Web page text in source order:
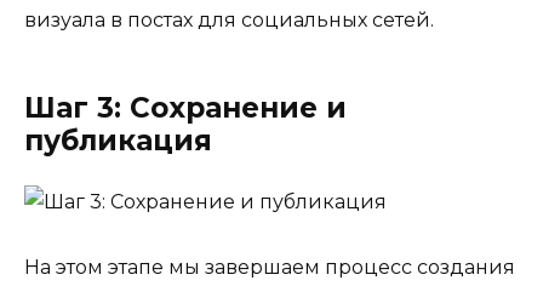
визуала в постах для социальных сетей.
Шаг 3: Сохранение и
публикация
На этом этапе мы завершаем процесс создания